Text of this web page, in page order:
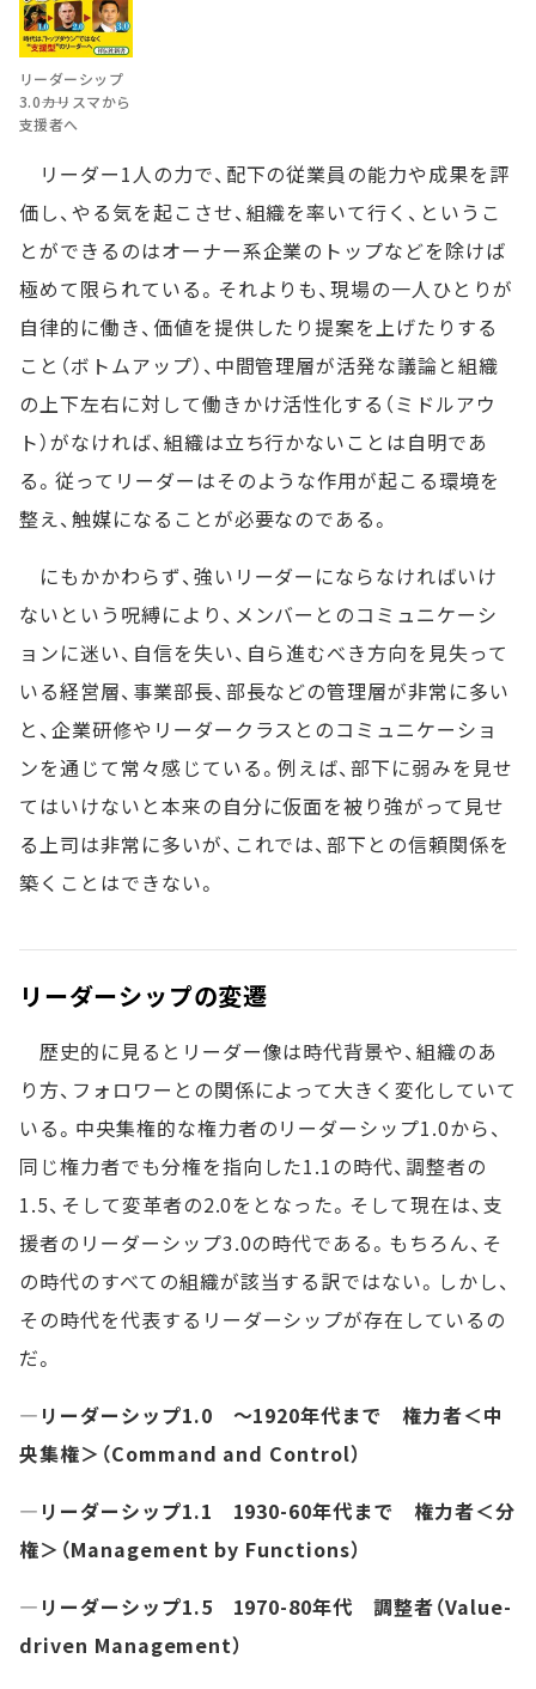
リーダーシップ
3.0――カリスマから
支援者へ
リーダー1人の力で、配下の従業員の能力や成果を評
価し、やる気を起こさせ、組織を率いて行く、というこ
とができるのはオーナー系企業のトップなどを除けば
極めて限られている。それよりも、現場の一人ひとりが
自律的に働き、価値を提供したり提案を上げたりする
こと（ボトムアップ）、中間管理層が活発な議論と組織
の上下左右に対して働きかけ活性化する（ミドルアウ
ト）がなければ、組織は立ち行かないことは自明であ
る。従ってリーダーはそのような作用が起こる環境を
整え、触媒になることが必要なのである。
にもかかわらず、強いリーダーにならなければいけ
ないという呪縛により、メンバーとのコミュニケーシ
ョンに迷い、自信を失い、自ら進むべき方向を見失って
いる経営層、事業部長、部長などの管理層が非常に多い
と、企業研修やリーダークラスとのコミュニケーショ
ンを通じて常々感じている。例えば、部下に弱みを見せ
てはいけないと本来の自分に仮面を被り強がって見せ
る上司は非常に多いが、これでは、部下との信頼関係を
築くことはできない。
リーダーシップの変遷
歴史的に見るとリーダー像は時代背景や、組織のあ
り方、フォロワーとの関係によって大きく変化していて
いる。中央集権的な権力者のリーダーシップ1.0から、
同じ権力者でも分権を指向した1.1の時代、調整者の
1.5、そして変革者の2.0をとなった。そして現在は、支
援者のリーダーシップ3.0の時代である。もちろん、そ
の時代のすべての組織が該当する訳ではない。しかし、
その時代を代表するリーダーシップが存在しているの
だ。
―リーダーシップ1.0 ～1920年代まで 権力者＜中
央集権＞（Command and Control）
―リーダーシップ1.1 1930-60年代まで 権力者＜分
権＞（Management by Functions）
―リーダーシップ1.5 1970-80年代 調整者（Value-
driven Management）